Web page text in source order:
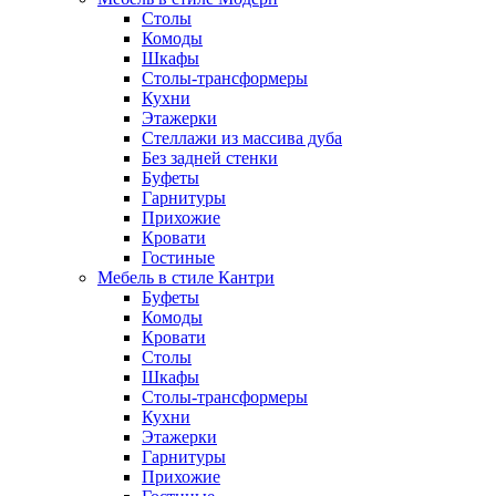
Столы
Комоды
Шкафы
Столы-трансформеры
Кухни
Этажерки
Стеллажи из массива дуба
Без задней стенки
Буфеты
Гарнитуры
Прихожие
Кровати
Гостиные
Мебель в стиле Кантри
Буфеты
Комоды
Кровати
Столы
Шкафы
Столы-трансформеры
Кухни
Этажерки
Гарнитуры
Прихожие